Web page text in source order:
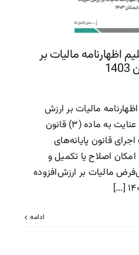
سازمان امور مالیاتیاظهارنامه مالیات بر
مالیات بر ارزش
افزوده دوره تابستان 1403 با عنایت به ماده (۳) قانون
قانون پایانه‌های
اصلاح یا تکمیل و
مالیات بر ارزش‌افزوده
ادامه